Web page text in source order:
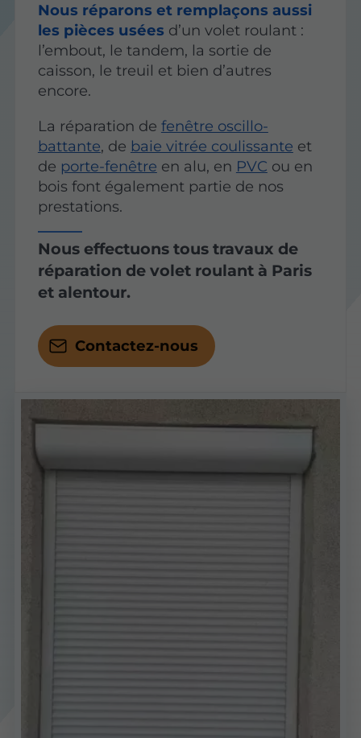
Nous réparons et remplaçons aussi
les pièces usées d’un volet roulant :
l’embout, le tandem, la sortie de
caisson, le treuil et bien d’autres
encore.
La réparation de fenêtre oscillo-
battante, de baie vitrée coulissante et
de porte-fenêtre en alu, en PVC ou en
bois font également partie de nos
prestations.
Nous effectuons tous travaux de
réparation de volet roulant à Paris
et alentour.
Contactez-nous